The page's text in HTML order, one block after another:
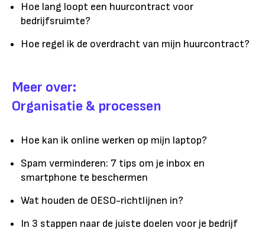
Hoe lang loopt een huurcontract voor
bedrijfsruimte?
Hoe regel ik de overdracht van mijn huurcontract?
Meer over:
Organisatie & processen
Hoe kan ik online werken op mijn laptop?
Spam verminderen: 7 tips om je inbox en
smartphone te beschermen
Wat houden de OESO-richtlijnen in?
In 3 stappen naar de juiste doelen voor je bedrijf